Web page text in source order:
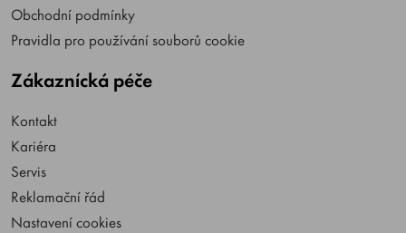
Obchodní podmínky
Pravidla pro používání souborů cookie
Zákaznícká péče
Kontakt
Kariéra
Servis
Reklamační řád
Nastavení cookies